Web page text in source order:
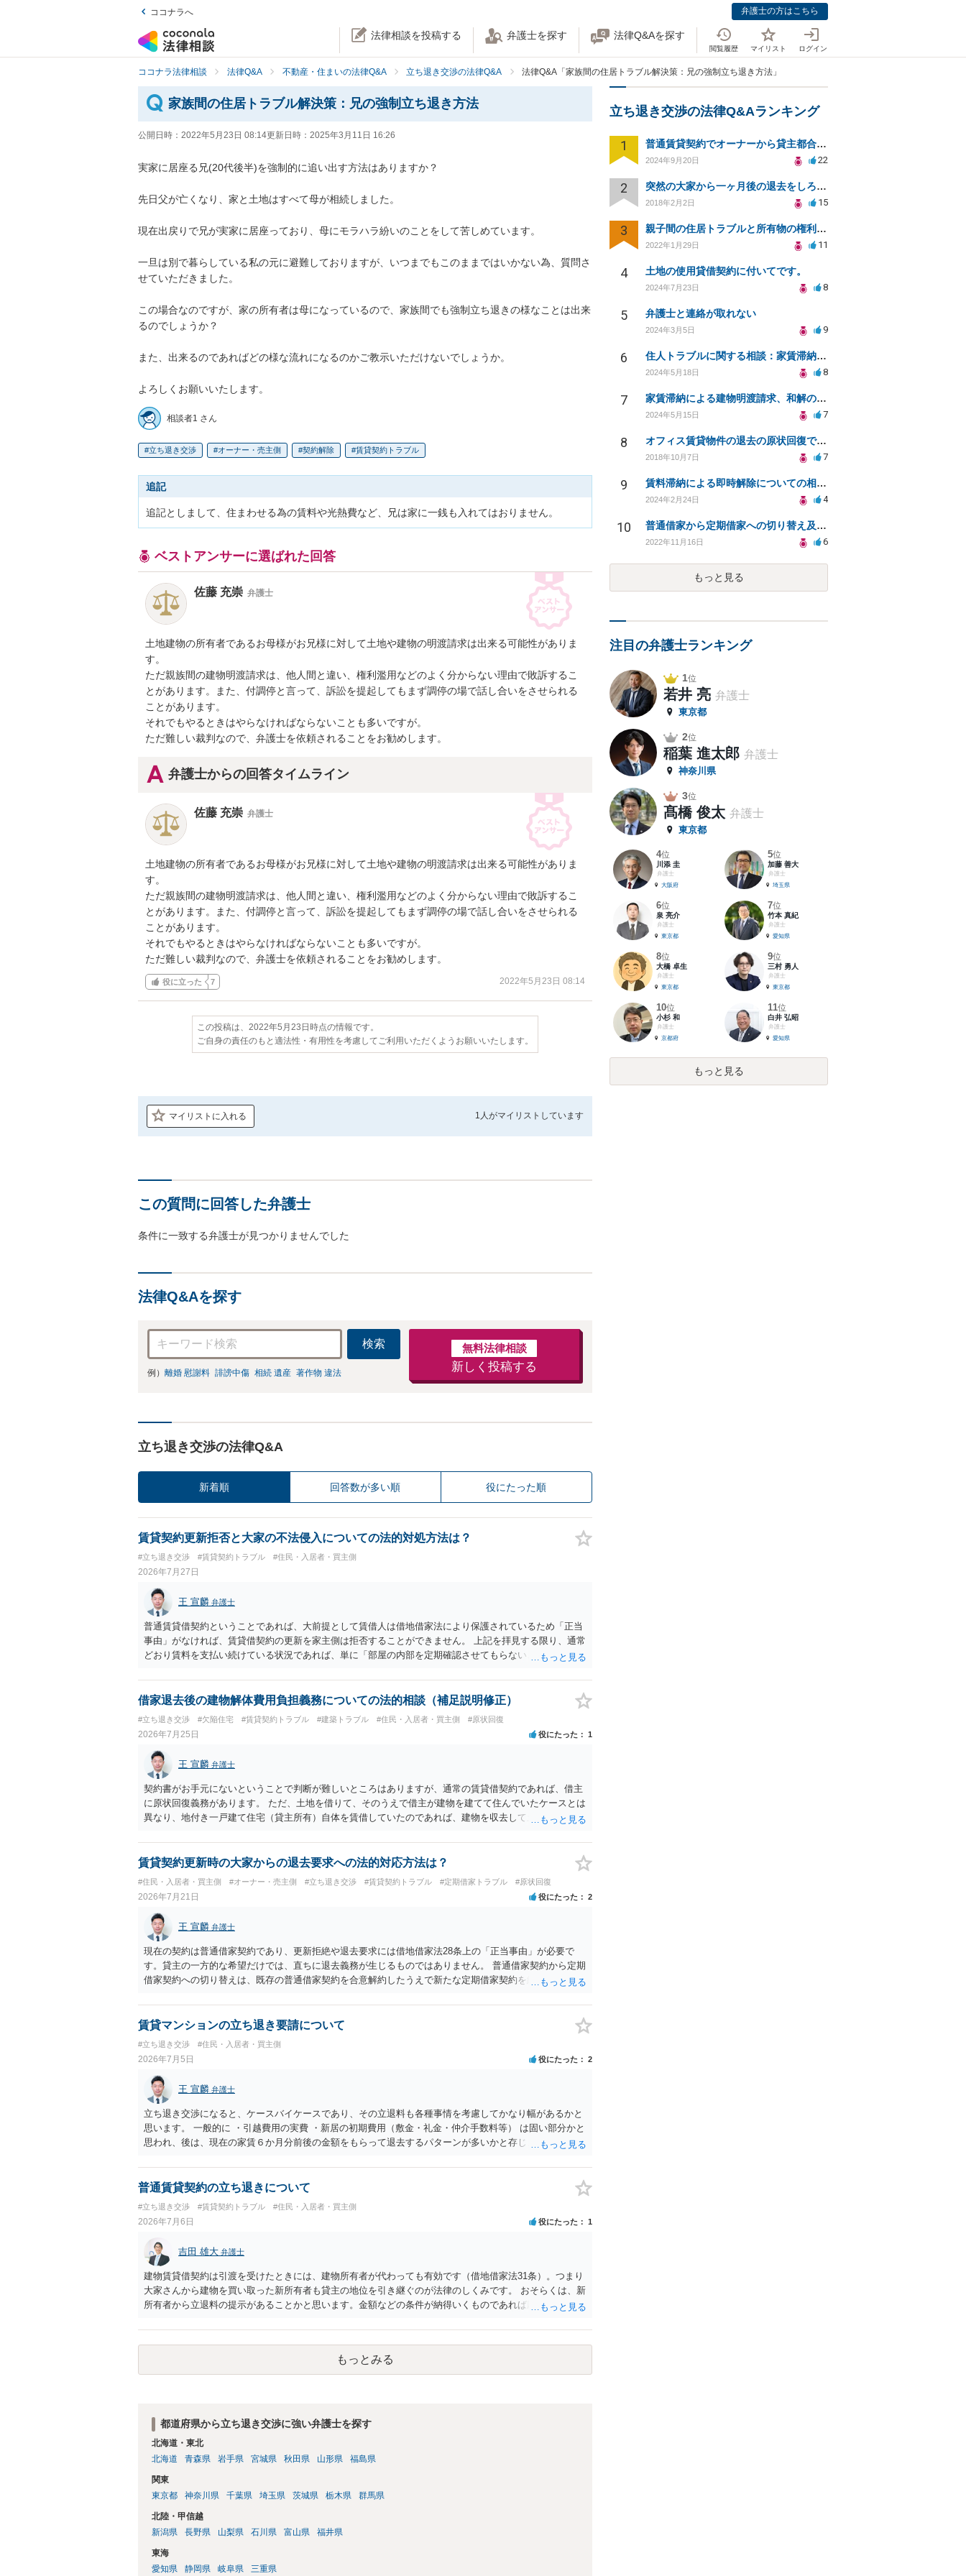
ココナラへ 弁護士の方はこちら
法律相談を投稿する 弁護士を探す 法律Q&Aを探す
閲覧履歴 マイリスト ログイン
ココナラ法律相談 法律Q&A 不動産・住まいの法律Q&A 立ち退き交渉の法律Q&A 法律Q&A「家族間の住居トラブル解決策：兄の強制立ち退き方法」
家族間の住居トラブル解決策：兄の強制立ち退き方法
公開日時： 2022年5月23日 08:14更新日時： 2025年3月11日 16:26
実家に居座る兄(20代後半)を強制的に追い出す方法はありますか？
先日父が亡くなり、家と土地はすべて母が相続しました。
現在出戻りで兄が実家に居座っており、母にモラハラ紛いのことをして苦しめています。
一旦は別で暮らしている私の元に避難しておりますが、いつまでもこのままではいかない為、質問さ
せていただきました。
この場合なのですが、家の所有者は母になっているので、家族間でも強制立ち退きの様なことは出来
るのでしょうか？
また、出来るのであればどの様な流れになるのかご教示いただけないでしょうか。
よろしくお願いいたします。
相談者1 さん
立ち退き交渉 オーナー・売主側 契約解除 賃貸契約トラブル
追記
追記としまして、住まわせる為の賃料や光熱費など、兄は家に一銭も入れてはおりません。
ベストアンサーに選ばれた回答
佐藤 充崇 弁護士
土地建物の所有者であるお母様がお兄様に対して土地や建物の明渡請求は出来る可能性がありま
す。
ただ親族間の建物明渡請求は、他人間と違い、権利濫用などのよく分からない理由で敗訴するこ
とがあります。また、付調停と言って、訴訟を提起してもまず調停の場で話し合いをさせられる
ことがあります。
それでもやるときはやらなければならないことも多いですが。
ただ難しい裁判なので、弁護士を依頼されることをお勧めします。
弁護士からの回答タイムライン
佐藤 充崇 弁護士
土地建物の所有者であるお母様がお兄様に対して土地や建物の明渡請求は出来る可能性がありま
す。
ただ親族間の建物明渡請求は、他人間と違い、権利濫用などのよく分からない理由で敗訴するこ
とがあります。また、付調停と言って、訴訟を提起してもまず調停の場で話し合いをさせられる
ことがあります。
それでもやるときはやらなければならないことも多いですが。
ただ難しい裁判なので、弁護士を依頼されることをお勧めします。
役に立った 7 2022年5月23日 08:14
この投稿は、2022年5月23日時点の情報です。
ご自身の責任のもと適法性・有用性を考慮してご利用いただくようお願いいたします。
マイリストに入れる 1人がマイリストしています
この質問に回答した弁護士
条件に一致する弁護士が見つかりませんでした
法律Q&Aを探す
検索
例） 離婚 慰謝料 誹謗中傷 相続 遺産 著作物 違法
無料法律相談
新しく投稿する
立ち退き交渉の法律Q&A
新着順 回答数が多い順 役にたった順
賃貸契約更新拒否と大家の不法侵入についての法的対処方法は？
#立ち退き交渉 #賃貸契約トラブル #住民・入居者・買主側
2026年7月27日
王 宣麟 弁護士
普通賃貸借契約ということであれば、大前提として賃借人は借地借家法により保護されているため「正当
事由」がなければ、賃貸借契約の更新を家主側は拒否することができません。 上記を拝見する限り、通常
どおり賃料を支払い続けている状況であれば、単に「部屋の内部を定期確認させてもらないこと」が直ち
渉の中で、一定の金銭をもらえれば退去には応じる旨交渉をしてみるのはいかがでしょうか。 過去に賃借
人の許可なく無断で賃貸人が入室する行為自体は不法行為となり、また刑事的にも住居侵入罪が成立する
借家退去後の建物解体費用負担義務についての法的相談（補足説明修正）
#立ち退き交渉 #欠陥住宅 #賃貸契約トラブル #建築トラブル #住民・入居者・買主側 #原状回復
2026年7月25日 役にたった 1
王 宣麟 弁護士
契約書がお手元にないということで判断が難しいところはありますが、通常の賃貸借契約であれば、借主
に原状回復義務があります。 ただ、土地を借りて、そのうえで借主が建物を建てて住んでいたケースとは
異なり、地付き一戸建て住宅（貸主所有）自体を賃借していたのであれば、建物を収去して土地を明渡す
のであれば、単純に費用を捻出した側に平屋の所有権が帰属する、という話になるわけでもないように思
います。 そのため、現状、解体費用を負担することが明確な案件ではないため、まずは相手に請求の根拠
賃貸契約更新時の大家からの退去要求への法的対応方法は？
#住民・入居者・買主側 #オーナー・売主側 #立ち退き交渉 #賃貸契約トラブル #定期借家トラブル #原状回復
2026年7月21日 役にたった 2
王 宣麟 弁護士
現在の契約は普通借家契約であり、更新拒絶や退去要求には借地借家法28条上の「正当事由」が必要で
す。貸主の一方的な希望だけでは、直ちに退去義務が生じるものではありません。 普通借家契約から定期
借家契約への切り替えは、既存の普通借家契約を合意解約したうえで新たな定期借家契約を締結する形に
子どもの学校や地域とのつながり、転居費用の準備が困難な事情などは、借主側の強い居住継続の必要性
として正当事由判断において重視される要素ですので、貸主側にかなり具体的な事情と立退料などがない
賃貸借契約の有効性を直ちに否定するものではなく、引渡しがされていれば賃貸借の効力は原則有効とさ
れています。 今後の交渉では、①現在は普通借家契約が継続しており定期借家への変更に合意していない
こと、②貸主側の事情（誰が所有者で誰が実際に住む予定か等）を具体的に書面で説明してほしいこと、
③自分たちの居住継続の必要性を丁寧に伝えること、を基本方針としたうえで、仮に一定時期の退去を検
討する場合には、立退料・引越費用・原状回復費用負担などの条件を明確にした書面を作成することが重
要です。 契約書では、更新条項・解除条項・期間の定め・定期借家に関する記載の有無、これまでの更新
時の合意内容（「今回で最後」などの文言）が、借主不利な特約として無効になり得るかどうかも含めて
検討ポイントになりますので、署名押印前に内容を十分に確認し、不明点は弁護士に相談することをおす
すめします。
賃貸マンションの立ち退き要請について
#立ち退き交渉 #住民・入居者・買主側
2026年7月5日 役にたった 2
王 宣麟 弁護士
立ち退き交渉になると、ケースバイケースであり、その立退料も各種事情を考慮してかなり幅があるかと
思います。 一般的に ・引越費用の実費 ・新居の初期費用（敷金・礼金・仲介手数料等） は固い部分かと
思われ、後は、現在の家賃６か月分前後の金額をもらって退去するパターンが多いかと存じます。
普通賃貸契約の立ち退きについて
#立ち退き交渉 #賃貸契約トラブル #住民・入居者・買主側
2026年7月6日 役にたった 1
吉田 雄大 弁護士
建物賃貸借契約は引渡を受けたときには、建物所有者が代わっても有効です（借地借家法31条）。つまり
大家さんから建物を買い取った新所有者も貸主の地位を引き継ぐのが法律のしくみです。 おそらくは、新
所有者から立退料の提示があることかと思います。金額などの条件が納得いくものであれば応じても良い
もっとみる
都道府県から立ち退き交渉に強い弁護士を探す
北海道・東北
北海道
青森県 岩手県 宮城県 秋田県 山形県 福島県
関東
東京都
神奈川県 千葉県 埼玉県 茨城県 栃木県 群馬県
北陸・甲信越
新潟県
長野県 山梨県 石川県 富山県 福井県
東海
愛知県
静岡県 岐阜県 三重県
立ち退き交渉の法律Q&Aランキング
1 普通賃貸契約でオーナーから貸主都合の立ち退き要求。このまま住み続けるには？
2024年9月20日 22
2 突然の大家から一ヶ月後の退去をしろと言われたが大家が損害請求に応じない
2018年2月2日 15
3 親子間の住居トラブルと所有物の権利についての法律相談
2022年1月29日 11
4 土地の使用貸借契約に付いてです。
2024年7月23日 8
5 弁護士と連絡が取れない
2024年3月5日 9
6 住人トラブルに関する相談：家賃滞納と退去費の支払いを拒否され、管理鍵の横領も発生
2024年5月18日 8
7 家賃滞納による建物明渡請求、和解の可能性と対策
2024年5月15日 7
8 オフィス賃貸物件の退去の原状回復で、必要ない修繕費を請求されている
2018年10月7日 7
9 賃料滞納による即時解除についての相談（貸主側です）
2024年2月24日 4
10 普通借家から定期借家への切り替え及び、賃料値上げについて
2022年11月16日 6
もっと見る
注目の弁護士ランキング
1位
若井 亮 弁護士
東京都
2位
稲葉 進太郎 弁護士
神奈川県
3位
髙橋 俊太 弁護士
東京都
4位
川添 圭
弁護士
大阪府
5位
加藤 善大
弁護士
埼玉県
6位
泉 亮介
弁護士
東京都
7位
竹本 真紀
弁護士
愛知県
8位
大橋 卓生
弁護士
東京都
9位
三村 勇人
弁護士
東京都
10位
小杉 和
弁護士
京都府
11位
白井 弘昭
弁護士
愛知県
もっと見る